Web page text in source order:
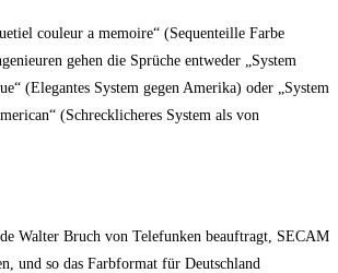
couleur a memoire“ (Sequenteille Farbe
gehen die Sprüche entweder „System
(Elegantes System gegen Amerika) oder „System
(Schrecklicheres System als von
Walter Bruch von Telefunken beauftragt, SECAM
und so das Farbformat für Deutschland